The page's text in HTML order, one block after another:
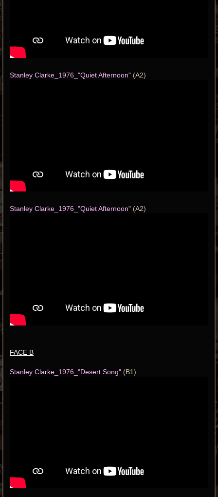
Stanley Clarke_1976_"Quiet Afternoon" (A2)
Stanley Clarke_1976_"Quiet Afternoon" (A2)
FACE B
Stanley Clarke_1976_"Desert Song" (B1)